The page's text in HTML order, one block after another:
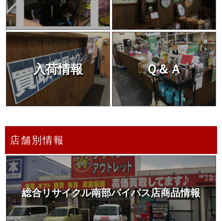
入荷情報 Ｑ＆Ａ
店舗別情報
総合リサイクル南部バイパス店商品情報